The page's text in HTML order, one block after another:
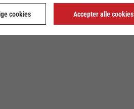
cookies Accepter alle cookies